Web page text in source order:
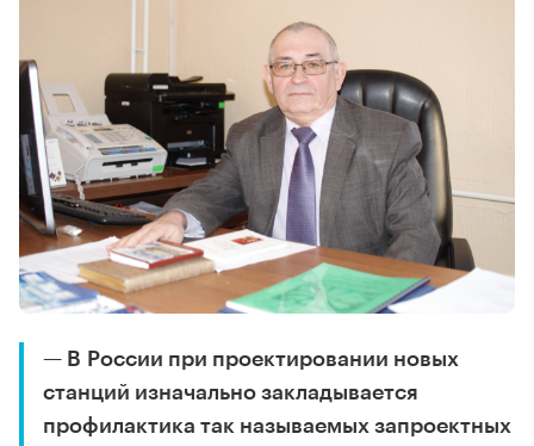
— В России при проектировании новых
станций изначально закладывается
профилактика так называемых запроектных